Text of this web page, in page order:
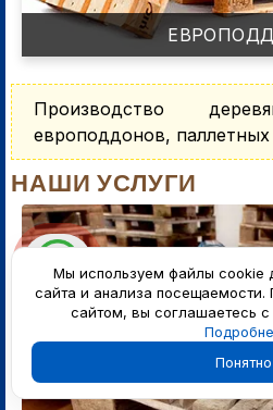
Производство
европоддонов,
НАШИ УСЛУГИ
Мы используем файлы cookie
сайта и анализа посещаемости.
сайтом, вы соглашаетесь
Понятно